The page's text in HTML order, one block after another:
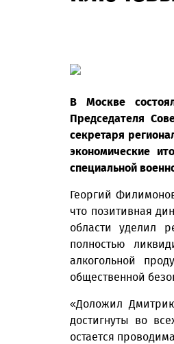
В Москве
Председателя
секретаря
экономические
специальной
Георгий
что позитивная
области уделил
полностью
алкогольной
общественной
«Доложил
достигнуты во
остается